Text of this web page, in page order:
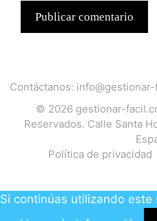
Contáctanos:
© 2026 gestionar-
Reservados. Calle Santa
Política de privacidad
Si continúas utilizando